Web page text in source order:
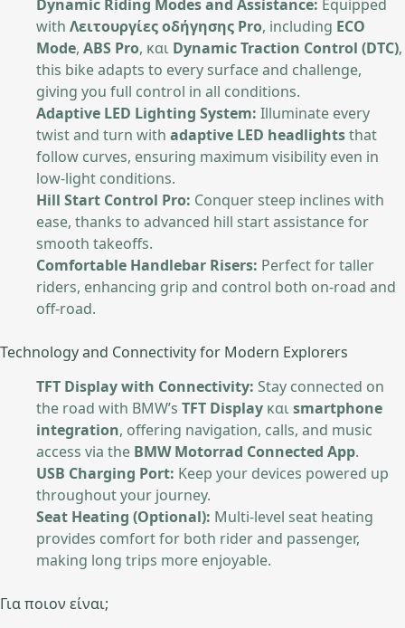
Dynamic Riding Modes and Assistance: Equipped
with Λειτουργίες οδήγησης Pro, including ECO
Mode, ABS Pro, και Dynamic Traction Control (DTC),
this bike adapts to every surface and challenge,
giving you full control in all conditions.
Adaptive LED Lighting System: Illuminate every
twist and turn with adaptive LED headlightsthat
follow curves, ensuring maximum visibility even in
low-light conditions.
Hill Start Control Pro: Conquer steep inclines with
ease, thanks to advanced hill start assistance for
smooth takeoffs.
Comfortable Handlebar Risers: Perfect for taller
riders, enhancing grip and control both on-road and
off-road.
Technology and Connectivity for Modern Explorers
TFT Display with Connectivity: Stay connected on
the road with BMW’s TFT Display καιsmartphone
integration, offering navigation, calls, and music
access via the BMW Motorrad Connected App.
USB Charging Port: Keep your devices powered up
throughout your journey.
Seat Heating (Optional): Multi-level seat heating
provides comfort for both rider and passenger,
making long trips more enjoyable.
Για ποιον είναι;